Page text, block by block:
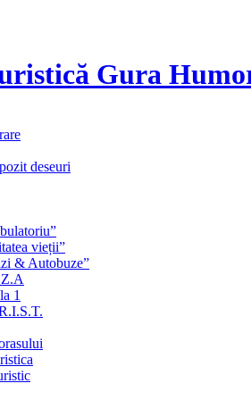
Gura
deseuri
vieții”
& Autobuze”
1